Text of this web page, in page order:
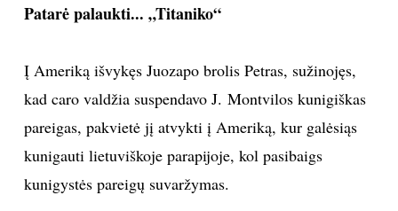
Patarė palaukti... „Titaniko“
Į Ameriką išvykęs Juozapo brolis Petras, sužinojęs,
kad caro valdžia suspendavo J. Montvilos kunigiškas
pareigas, pakvietė jį atvykti į Ameriką, kur galėsiąs
kunigauti lietuviškoje parapijoje, kol pasibaigs
kunigystės pareigų suvaržymas.